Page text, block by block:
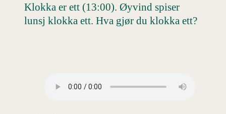
Klokka er ett (13:00). Øyvind spiser
lunsj klokka ett. Hva gjør du klokka ett?